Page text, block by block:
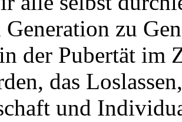
zu
der Pubertät im
das
und